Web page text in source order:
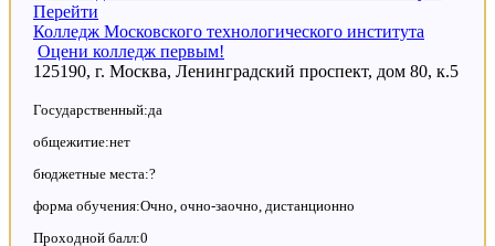
Перейти
Колледж Московского технологического института
Оцени колледж первым!
125190, г. Москва, Ленинградский проспект, дом 80, к.5
Государственный:да
общежитие:нет
бюджетные места:?
форма обучения:Очно, очно-заочно, дистанционно
Проходной балл:0